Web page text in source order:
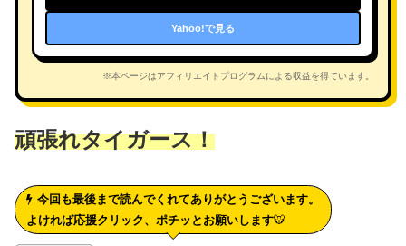
Yahoo!で見る
※本ページはアフィリエイトプログラムによる収益を得ています。
頑張れタイガース！
今回も最後まで読んでくれてありがとうございます。
よければ応援クリック、ポチッとお願いします🐯